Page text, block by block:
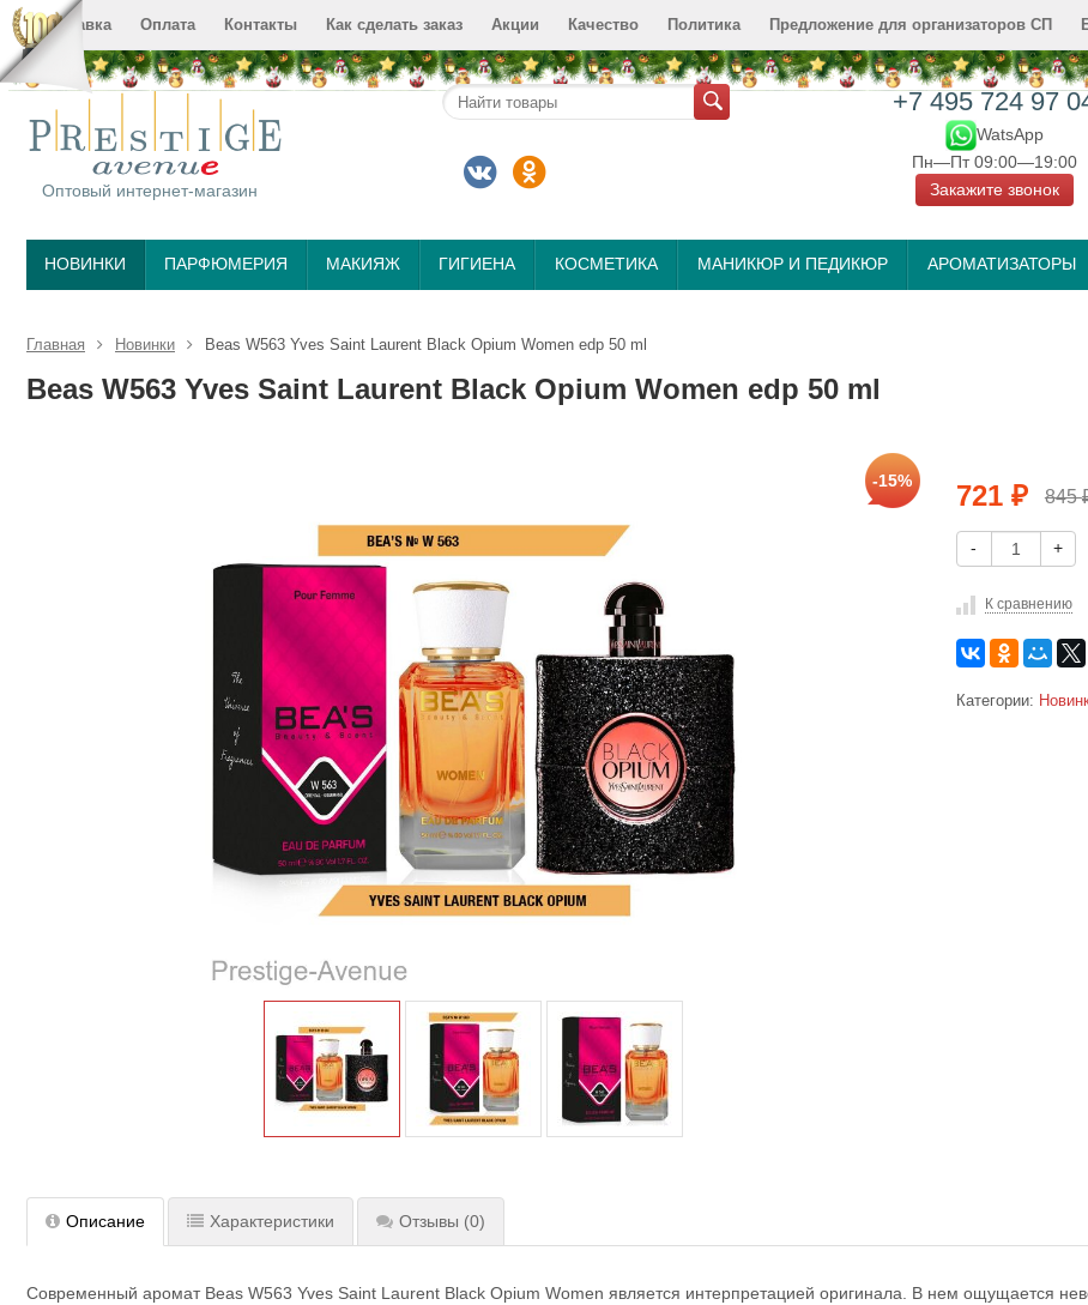
Доставка Оплата Контакты Как сделать заказ Акции Качество Политика Предложение для организаторов СП
Оптовый интернет-магазин
+7 495 724 97
WatsApp
Пн—Пт 09:00—19:00
Закажите звонок
НОВИНКИ ПАРФЮМЕРИЯ МАКИЯЖ ГИГИЕНА КОСМЕТИКА МАНИКЮР И ПЕДИКЮР АРОМАТИЗАТОРЫ
Главная Новинки Beas W563 Yves Saint Laurent Black Opium Women edp 50 ml
Beas W563 Yves Saint Laurent Black Opium Women edp 50 ml
-15% 721 ₽ 845
- +
К сравнению
Категории:
Описание Характеристики Отзывы (0)
Современный аромат Beas W563 Yves Saint Laurent Black Opium Women является интерпретацией оригинала. В нем ощущается